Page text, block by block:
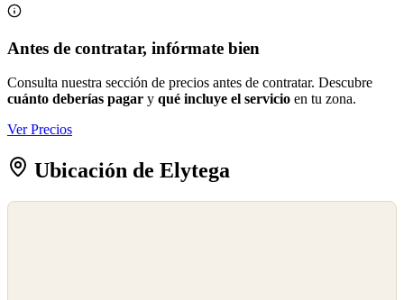
Antes de contratar, infórmate bien
Consulta nuestra sección de precios antes de contratar. Descubre
cuánto deberías pagar y qué incluye el servicio en tu zona.
Ver Precios
Ubicación de Elytega